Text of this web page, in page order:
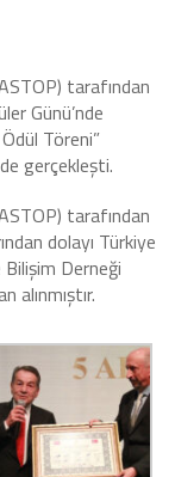
tarafından
Günü’nde
Töreni”
gerçekleşti.
tarafından
dolayı Türkiye
Derneği
alınmıştır.